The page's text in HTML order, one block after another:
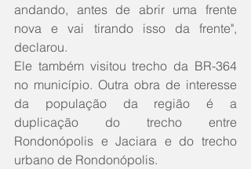
andando, antes de abrir uma frente
nova e vai tirando isso da frente",
declarou.
Ele também visitou trecho da BR-364
no município. Outra obra de interesse
da população da região é a
duplicação do trecho entre
Rondonópolis e Jaciara e do trecho
urbano de Rondonópolis.